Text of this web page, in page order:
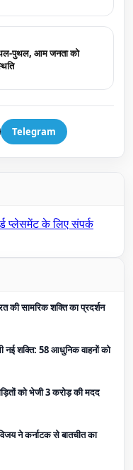
पुथल, आम जनता को
Telegram
प्लेसमेंट के लिए संपर्क
की सामरिक शक्ति का प्रदर्शन
नई शक्ति: 58 आधुनिक वाहनों को
को भेजी 3 करोड़ की मदद
ने कर्नाटक से बातचीत का